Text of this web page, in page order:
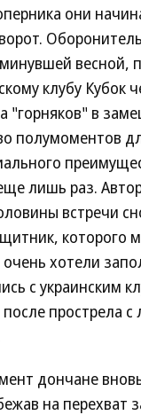
они
весной,
клубу Кубок
"горняков" в
полумоментов
лишь раз.
встречи
которого
хотели
с украинским
прострела с
дончане
на перехват